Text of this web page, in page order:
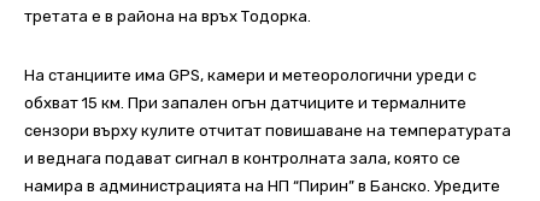
третата е в района на връх Тодорка.
На станциите има GPS, камери и метеорологични уреди с
обхват 15 км. При запален огън датчиците и термалните
сензори върху кулите отчитат повишаване на температурата
и веднага подават сигнал в контролната зала, която се
намира в администрацията на НП “Пирин” в Банско. Уредите